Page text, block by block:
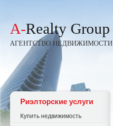
A-Realty Group
АГЕНТСТВО НЕДВИЖИМОСТИ
Риэлторские услуги
Купить недвижимость